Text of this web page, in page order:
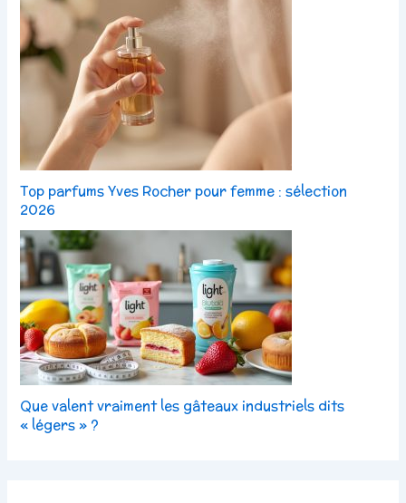
Top parfums Yves Rocher pour femme : sélection
2026
Que valent vraiment les gâteaux industriels dits
« légers » ?